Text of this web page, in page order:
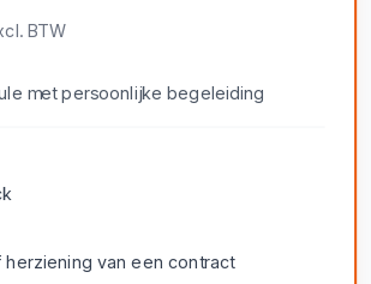
BTW
met persoonlijke begeleiding
herziening van een contract